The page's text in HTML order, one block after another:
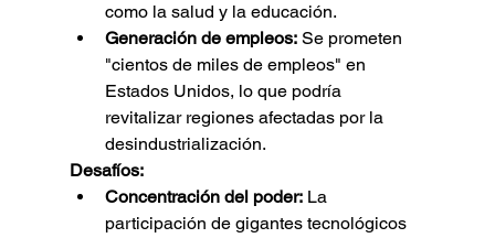
como la salud y la educación.
Generación de empleos: Se prometen
"cientos de miles de empleos" en
Estados Unidos, lo que podría
revitalizar regiones afectadas por la
desindustrialización.
Desafíos:
Concentración del poder: La
participación de gigantes tecnológicos